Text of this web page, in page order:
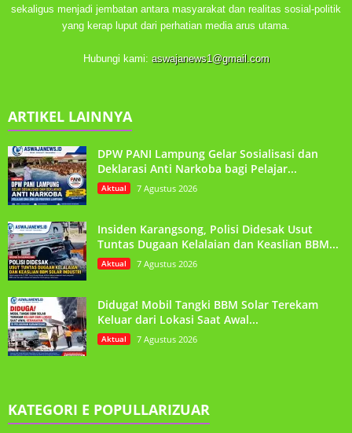
sekaligus menjadi jembatan antara masyarakat dan realitas sosial-politik
yang kerap luput dari perhatian media arus utama.
Hubungi kami: aswajanews1@gmail.com
ARTIKEL LAINNYA
DPW PANI Lampung Gelar Sosialisasi dan
Deklarasi Anti Narkoba bagi Pelajar...
Aktual 7 Agustus 2026
Insiden Karangsong, Polisi Didesak Usut
Tuntas Dugaan Kelalaian dan Keaslian BBM...
Aktual 7 Agustus 2026
Diduga! Mobil Tangki BBM Solar Terekam
Keluar dari Lokasi Saat Awal...
Aktual 7 Agustus 2026
KATEGORI E POPULLARIZUAR